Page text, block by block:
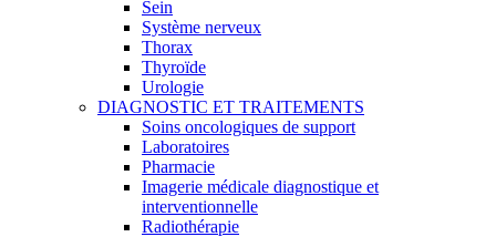
Sein
Système nerveux
Thorax
Thyroïde
Urologie
DIAGNOSTIC ET TRAITEMENTS
Soins oncologiques de support
Laboratoires
Pharmacie
Imagerie médicale diagnostique et
interventionnelle
Radiothérapie